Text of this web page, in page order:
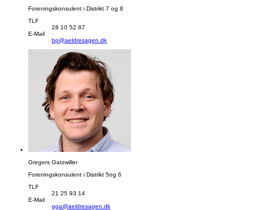
Foreningskonsulent i Distrikt 7 og 8
TLF
28 10 52 87
E-Mail
bp@aeldresagen.dk
Gregers Gatzwiller
Foreningskonsulent i Distrikt 5og 6
TLF
21 25 93 14
E-Mail
gga@aeldresagen.dk